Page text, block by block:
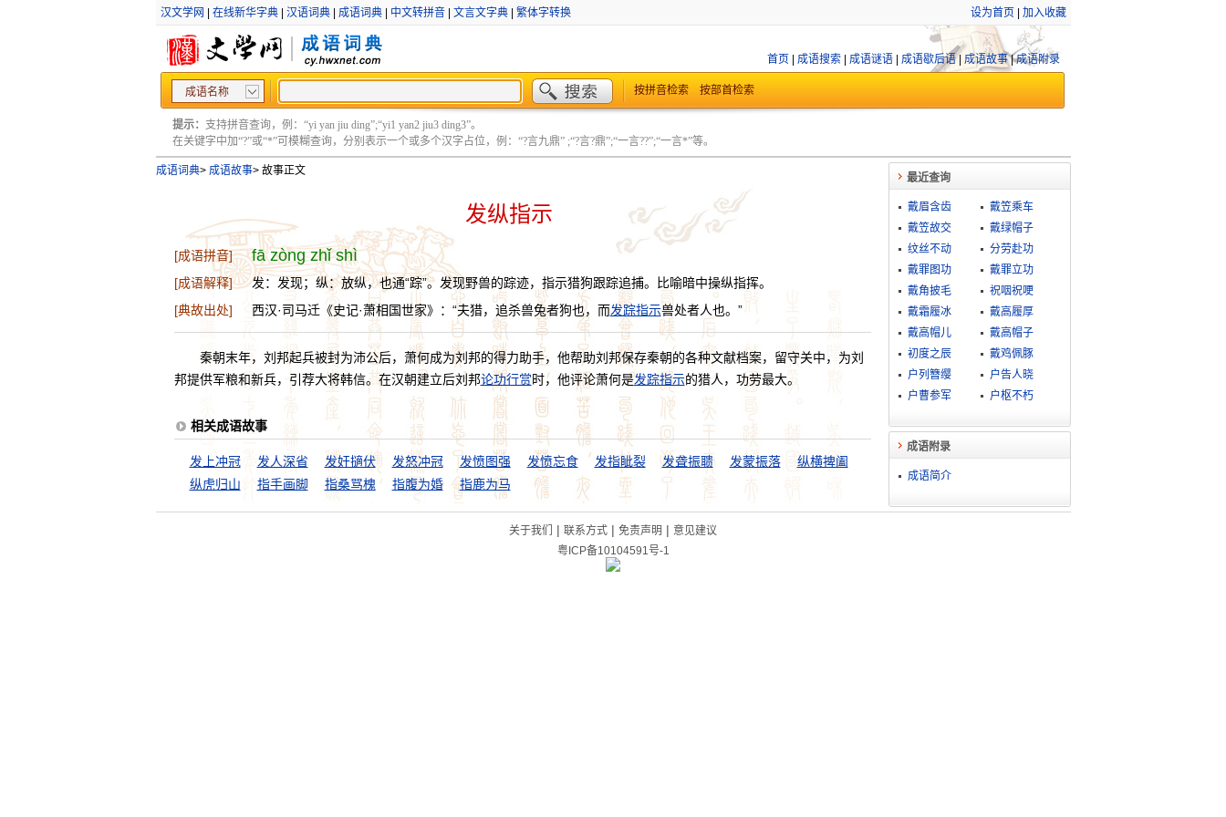
汉文学网 在线新华字典| 汉语词典| 成语词典| 中文转拼音| 文言文字典| 繁体字转换 设为首页 加入收藏
首页 成语搜索| 成语谜语| 成语歇后语| 成语故事|成语附录
成语名称 按拼音检索 按部首检索
提示： 支持拼音查询，例：“yi yan jiu ding”;“yi1 yan2 jiu3 ding3”。
在关键字中加“?”或“*”可模糊查询，分别表示一个或多个汉字占位，例：“?言九鼎” ;“?言?鼎”;“一言??”;“一言*”等。
成语词典> 成语故事>故事正文
发纵指示
[成语拼音] fā zòng zhǐ shì
[成语解释]
发：发现；纵：放纵，也通“踪”。发现野兽的踪迹，指示猎狗跟踪追捕。比喻暗中操纵指挥。
[典故出处]
西汉·司马迁《史记·萧相国世家》：“夫猎，追杀兽兔者狗也，而发踪指示兽处者人也。”
秦朝末年，刘邦起兵被封为沛公后，萧何成为刘邦的得力助手，他帮助刘邦保存秦朝的各种文献档案，留守关中，为刘
邦提供军粮和新兵，引荐大将韩信。在汉朝建立后刘邦论功行赏时，他评论萧何是发踪指示的猎人，功劳最大。
相关成语故事
发上冲冠 发人深省 发奸擿伏 发怒冲冠 发愤图强 发愤忘食 发指眦裂 发聋振聩 发蒙振落
纵横捭阖
纵虎归山
指手画脚 指桑骂槐 指腹为婚 指鹿为马
最近查询
戴眉含齿
戴笠乘车
戴笠故交
戴绿帽子
纹丝不动
分劳赴功
戴罪图功
戴罪立功
戴角披毛
祝咽祝哽
戴霜履冰
戴高履厚
戴高帽儿
戴高帽子
初度之辰
戴鸡佩豚
户列簪缨
户告人晓
户曹参军
户枢不朽
成语附录
成语简介
关于我们 | 联系方式 | 免责声明 | 意见建议
粤ICP备10104591号-1